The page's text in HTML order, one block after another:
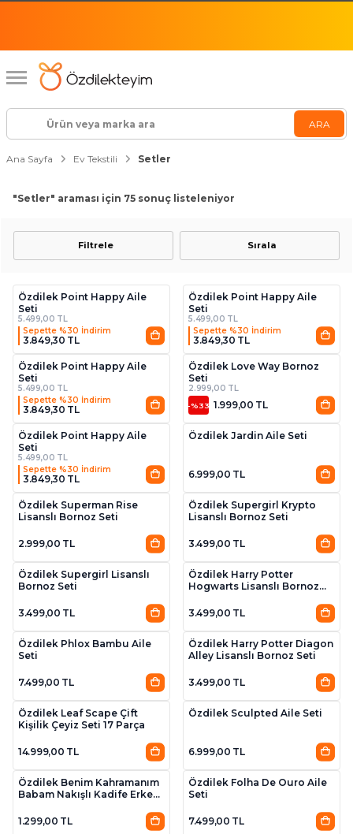
Ana Sayfa Ev Tekstili Setler
"Setler" araması için 75 sonuç listeleniyor
Filtrele Sırala
Özdilek Point Happy Aile
Seti
5.499,00 TL
Sepette %30 İndirim
3.849,30 TL
Özdilek Point Happy Aile
Seti
5.499,00 TL
Sepette %30 İndirim
3.849,30 TL
4
Özdilek Point Happy Aile
Seti
5.499,00 TL
Sepette %30 İndirim
3.849,30 TL
Özdilek Love Way Bornoz
Seti
2.999,00 TL
-%33 1.999,00 TL
4
Özdilek Point Happy Aile
Seti
5.499,00 TL
Sepette %30 İndirim
3.849,30 TL
2
Özdilek Jardin Aile Seti
6.999,00 TL
Özdilek Superman Rise
Lisanslı Bornoz Seti
2.999,00 TL
Özdilek Supergirl Krypto
Lisanslı Bornoz Seti
3.499,00 TL
Özdilek Supergirl Lisanslı
Bornoz Seti
3.499,00 TL
Özdilek Harry Potter
Hogwarts Lisanslı Bornoz
3.499,00 TL
2
Özdilek Phlox Bambu Aile
Seti
7.499,00 TL
Özdilek Harry Potter Diagon
Alley Lisanslı Bornoz Seti
3.499,00 TL
3
Özdilek Leaf Scape Çift
Kişilik Çeyiz Seti 17 Parça
14.999,00 TL
2
Özdilek Sculpted Aile Seti
6.999,00 TL
Özdilek Benim Kahramanım
Babam Nakışlı Kadife Erkek
1.299,00 TL
Özdilek Folha De Ouro Aile
Seti
7.499,00 TL
2